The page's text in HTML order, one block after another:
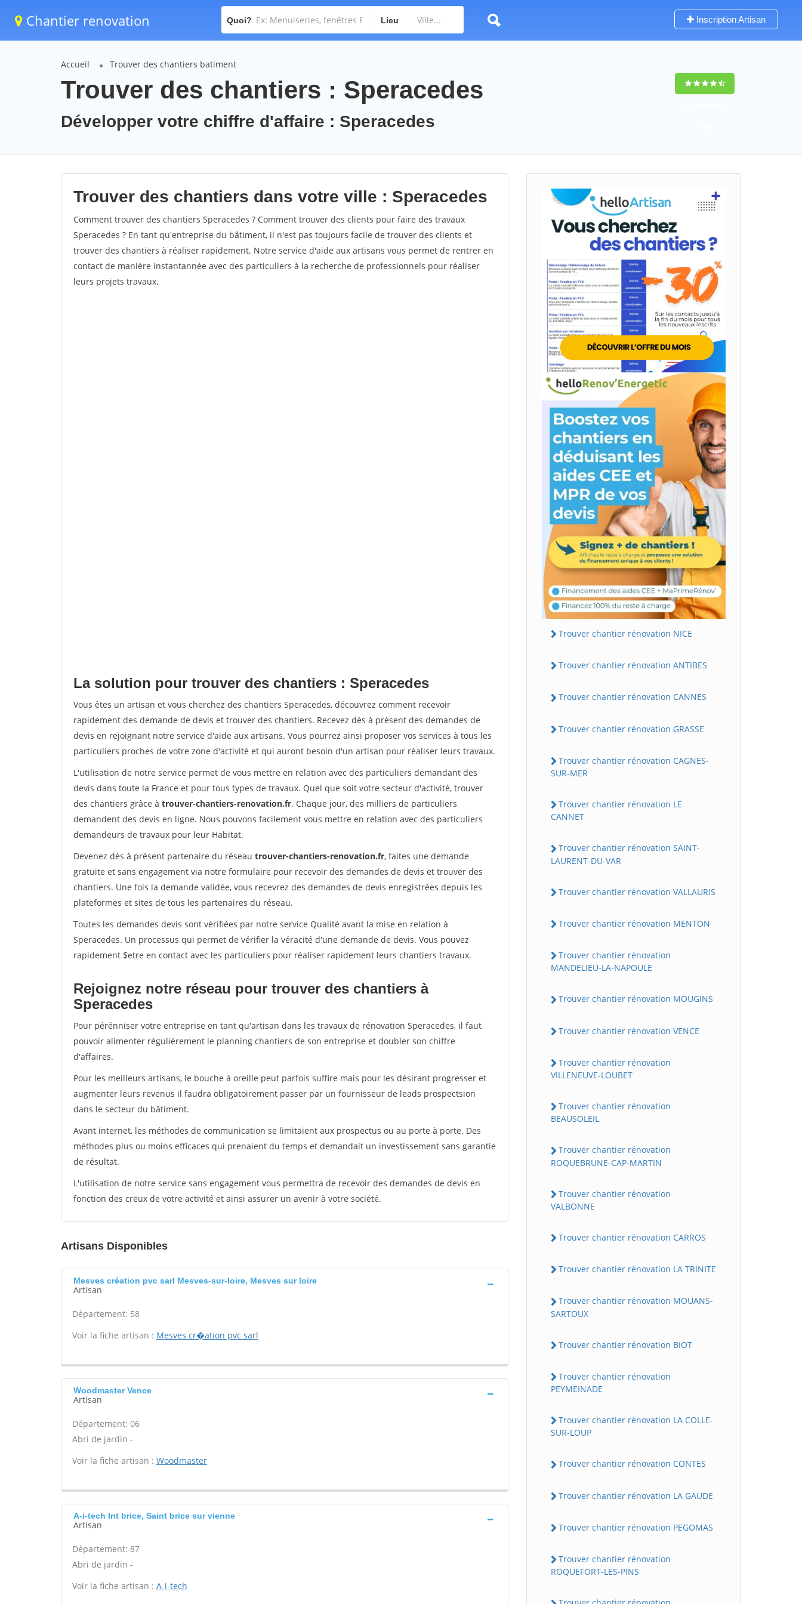
Chantier renovation Quoi? Lieu Inscription Artisan
Accueil Trouver des chantiers batiment
Trouver des chantiers : Speracedes
Développer votre chiffre d'affaire : Speracedes
Trouver des chantiers dans votre ville : Speracedes
Comment trouver des chantiers Speracedes ? Comment trouver des clients pour faire des travaux
Speracedes ? En tant qu'entreprise du bâtiment, il n'est pas toujours facile de trouver des clients et
trouver des chantiers à réaliser rapidement. Notre service d'aide aux artisans vous permet de rentrer en
contact de manière instantannée avec des particuliers à la recherche de professionnels pour réaliser
leurs projets travaux.
La solution pour trouver des chantiers : Speracedes
Vous êtes un artisan et vous cherchez des chantiers Speracedes, découvrez comment recevoir
rapidement des demande de devis et trouver des chantiers. Recevez dès à présent des demandes de
devis en rejoignant notre service d'aide aux artisans. Vous pourrez ainsi proposer vos services à tous les
particuliers proches de votre zone d'activité et qui auront besoin d'un artisan pour réaliser leurs travaux.
L'utilisation de notre service permet de vous mettre en relation avec des particuliers demandant des
devis dans toute la France et pour tous types de travaux. Quel que soit votre secteur d'activité, trouver
des chantiers grâce à trouver-chantiers-renovation.fr. Chaque jour, des milliers de particuliers
demandent des devis en ligne. Nous pouvons facilement vous mettre en relation avec des particuliers
demandeurs de travaux pour leur Habitat.
Devenez dès à présent partenaire du réseau trouver-chantiers-renovation.fr, faites une demande
gratuite et sans engagement via notre formulaire pour recevoir des demandes de devis et trouver des
chantiers. Une fois la demande validée, vous recevrez des demandes de devis enregistrées depuis les
plateformes et sites de tous les partenaires du réseau.
Toutes les demandes devis sont vérifiées par notre service Qualité avant la mise en relation à
Speracedes. Un processus qui permet de vérifier la véracité d'une demande de devis. Vous pouvez
rapidement $etre en contact avec les particuliers pour réaliser rapidement leurs chantiers travaux.
Rejoignez notre réseau pour trouver des chantiers à
Speracedes
Pour pérénniser votre entreprise en tant qu'artisan dans les travaux de rénovation Speracedes, il faut
pouvoir alimenter régulièrement le planning chantiers de son entreprise et doubler son chiffre
d'affaires.
Pour les meilleurs artisans, le bouche à oreille peut parfois suffire mais pour les désirant progresser et
augmenter leurs revenus il faudra obligatoirement passer par un fournisseur de leads prospectsion
dans le secteur du bâtiment.
Avant internet, les méthodes de communication se limitaient aux prospectus ou au porte à porte. Des
méthodes plus ou moins efficaces qui prenaient du temps et demandait un investissement sans garantie
de résultat.
L'utilisation de notre service sans engagement vous permettra de recevoir des demandes de devis en
fonction des creux de votre activité et ainsi assurer un avenir à votre société.
Artisans Disponibles
Mesves création pvc sarl Mesves-sur-loire, Mesves sur loire
Artisan
Département: 58
Voir la fiche artisan : Mesves cr�ation pvc sarl
Woodmaster Vence
Artisan
Département: 06
Abri de jardin -
Voir la fiche artisan : Woodmaster
A-i-tech Int brice, Saint brice sur vienne
Artisan
Département: 87
Abri de jardin -
Voir la fiche artisan : A-i-tech
Trouver chantier rénovation NICE
Trouver chantier rénovation ANTIBES
Trouver chantier rénovation CANNES
Trouver chantier rénovation GRASSE
Trouver chantier rénovation CAGNES-
SUR-MER
Trouver chantier rénovation LE
CANNET
Trouver chantier rénovation SAINT-
LAURENT-DU-VAR
Trouver chantier rénovation VALLAURIS
Trouver chantier rénovation MENTON
Trouver chantier rénovation
MANDELIEU-LA-NAPOULE
Trouver chantier rénovation MOUGINS
Trouver chantier rénovation VENCE
Trouver chantier rénovation
VILLENEUVE-LOUBET
Trouver chantier rénovation
BEAUSOLEIL
Trouver chantier rénovation
ROQUEBRUNE-CAP-MARTIN
Trouver chantier rénovation
VALBONNE
Trouver chantier rénovation CARROS
Trouver chantier rénovation LA TRINITE
Trouver chantier rénovation MOUANS-
SARTOUX
Trouver chantier rénovation BIOT
Trouver chantier rénovation
PEYMEINADE
Trouver chantier rénovation LA COLLE-
SUR-LOUP
Trouver chantier rénovation CONTES
Trouver chantier rénovation LA GAUDE
Trouver chantier rénovation PEGOMAS
Trouver chantier rénovation
ROQUEFORT-LES-PINS